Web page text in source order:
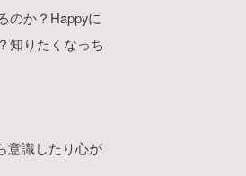
のか？Happyに
知りたくなっち
意識したり心が